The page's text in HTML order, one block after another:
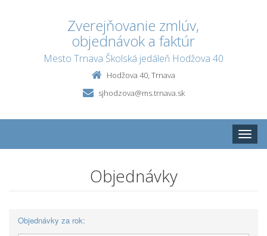
Zverejňovanie zmlúv,
objednávok a faktúr
Mesto Trnava Školská jedáleň Hodžova 40
Hodžova 40, Trnava
sjhodzova@ms.trnava.sk
Toggle
Objednávky
Objednávky za rok: